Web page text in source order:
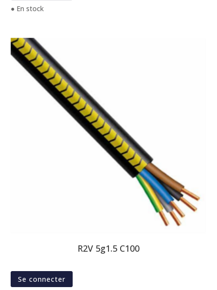
● En stock
R2V 5g1.5 C100
Se connecter